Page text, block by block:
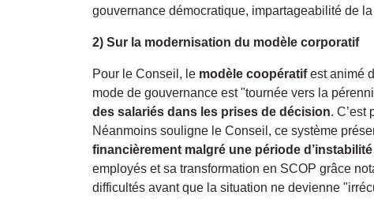
gouvernance démocratique, impartageabilité de
2) Sur la modernisation du modèle corporatif
Pour le Conseil, le modèle coopératifest animé
mode de gouvernance est "tournée vers la
des salariés dans les prises de décision. C’est
Néanmoins souligne le Conseil, ce système
financièrement malgré une période
employés et sa transformation en SCOP grâce
difficultés avant que la situation ne devienne